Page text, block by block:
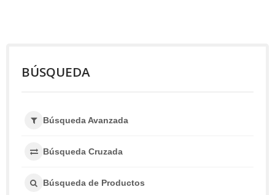
BÚSQUEDA
Búsqueda Avanzada
Búsqueda Cruzada
Búsqueda de Productos